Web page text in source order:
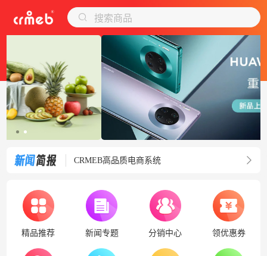
搜索商品
CRMEB高品质电商系统
CRMEB高品质电商系统
精品推荐 新闻专题 分销中心 领优惠券